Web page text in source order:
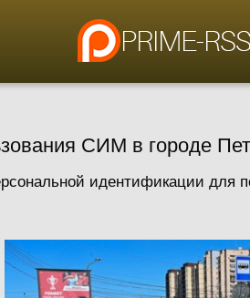
СИМ в городе
идентификации для